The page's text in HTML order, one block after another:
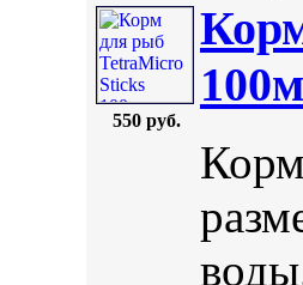
550 руб.